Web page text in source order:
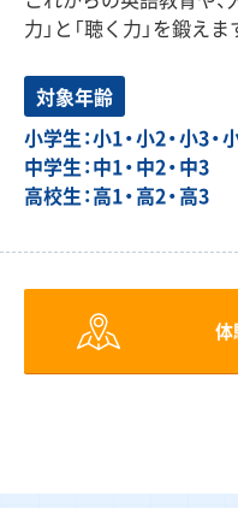
力」と「聴く力」を鍛えま
対象年齢
小学生：小1・小2・小3・
中学生：中1・中2・中3
高校生：高1・高2・高3
体